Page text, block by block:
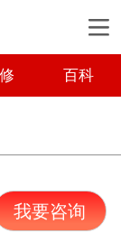
百科
我要咨询